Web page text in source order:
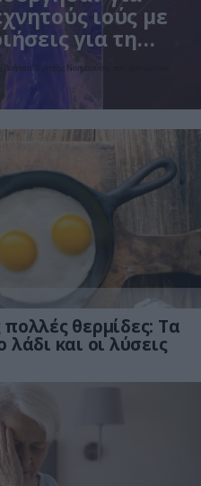
ιούς με
για τη
Τεχνητής Νοημοσύνης που εξοντώνουν
θερμίδες: Τα
και οι λύσεις